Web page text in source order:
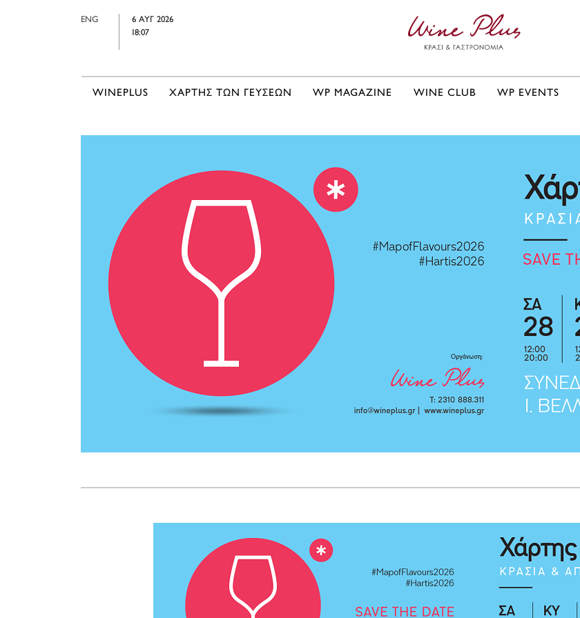
ENG
6 ΑΥΓ 2026
18:07
WINEPLUS ΧΑΡΤΗΣ ΤΩΝ ΓΕΥΣΕΩΝ WP MAGAZINE WINE CLUB WP EVENTS